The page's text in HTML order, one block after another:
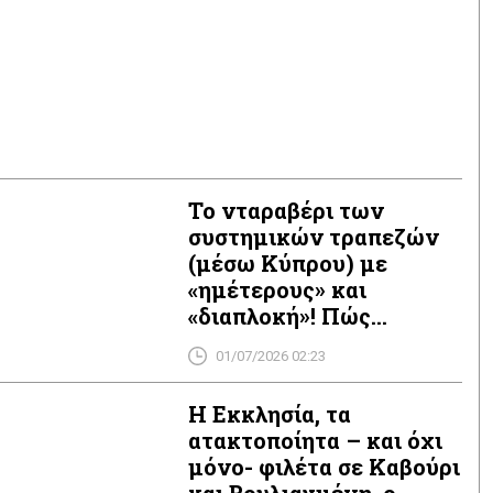
Το νταραβέρι των
συστημικών τραπεζών
(μέσω Κύπρου) με
«ημέτερους» και
«διαπλοκή»! Πώς
παρακάμπτονται
Εποπτικές και
01/07/2026 02:23
Η Εκκλησία, τα
ατακτοποίητα – και όχι
μόνο- φιλέτα σε Καβούρι